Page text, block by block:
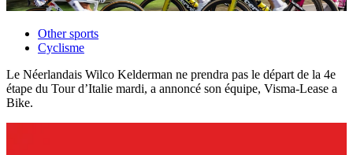
Other sports
Cyclisme
Le Néerlandais Wilco Kelderman ne prendra pas le départ de la 4e
étape du Tour d’Italie mardi, a annoncé son équipe, Visma-Lease a
Bike.